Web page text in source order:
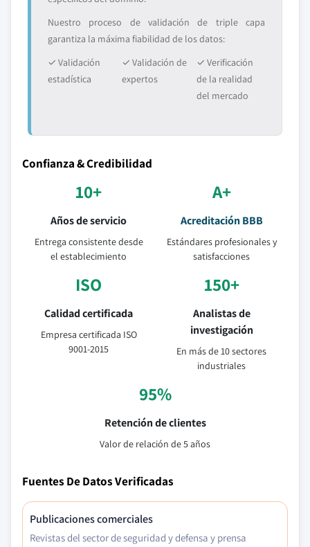
Nuestro proceso de validación de triple capa
garantiza la máxima fiabilidad de los datos:
✓ Validación
estadística
✓ Validación de
expertos
✓ Verificación
de la realidad
del mercado
Confianza & Credibilidad
10+
Años de servicio
Entrega consistente desde
el establecimiento
A+
Acreditación BBB
Estándares profesionales y
satisfacciones
ISO
Calidad certificada
Empresa certificada ISO
9001-2015
150+
Analistas de
investigación
En más de 10 sectores
industriales
95%
Retención de clientes
Valor de relación de 5 años
Fuentes De Datos Verificadas
Publicaciones comerciales
Revistas del sector de seguridad y defensa y prensa